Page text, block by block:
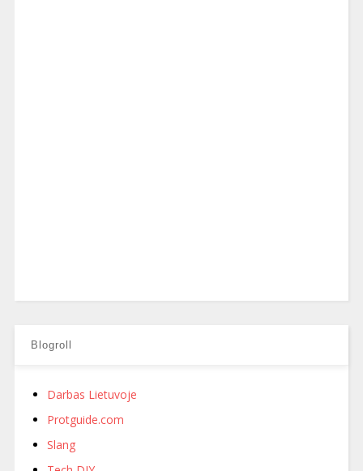
Blogroll
Darbas Lietuvoje
Protguide.com
Slang